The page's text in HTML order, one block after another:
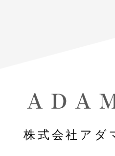
株式会社アダ